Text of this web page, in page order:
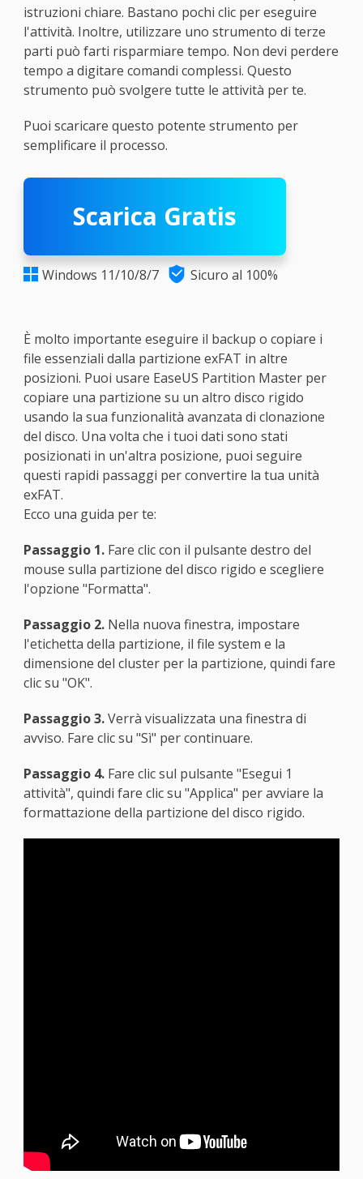
istruzioni chiare. Bastano pochi clic per eseguire
l'attività. Inoltre, utilizzare uno strumento di terze
parti può farti risparmiare tempo. Non devi perdere
tempo a digitare comandi complessi. Questo
strumento può svolgere tutte le attività per te.
Puoi scaricare questo potente strumento per
semplificare il processo.
Scarica Gratis
 Windows 11/10/8/7  Sicuro al 100%
È molto importante eseguire il backup o copiare i
file essenziali dalla partizione exFAT in altre
posizioni. Puoi usare EaseUS Partition Master per
copiare una partizione su un altro disco rigido
usando la sua funzionalità avanzata di clonazione
del disco. Una volta che i tuoi dati sono stati
posizionati in un'altra posizione, puoi seguire
questi rapidi passaggi per convertire la tua unità
exFAT.
Ecco una guida per te:
Passaggio 1.Fare clic con il pulsante destro del
mouse sulla partizione del disco rigido e scegliere
l'opzione "Formatta".
Passaggio 2.Nella nuova finestra, impostare
l'etichetta della partizione, il file system e la
dimensione del cluster per la partizione, quindi fare
clic su "OK".
Passaggio 3.Verrà visualizzata una finestra di
avviso. Fare clic su "Sì" per continuare.
Passaggio 4.Fare clic sul pulsante "Esegui 1
attività", quindi fare clic su "Applica" per avviare la
formattazione della partizione del disco rigido.